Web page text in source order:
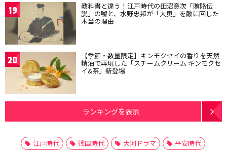
19 教科書と違う！江戸時代の田沼意次「賄賂伝
説」の嘘と、水野忠邦が「大奥」を敵に回した
本当の理由
20 【季節・数量限定】キンモクセイの香りを天然
精油で再現した「スチームクリーム キンモクセ
イ&茶」新登場
ランキングを表示
江戸時代 戦国時代 大河ドラマ
平安時代